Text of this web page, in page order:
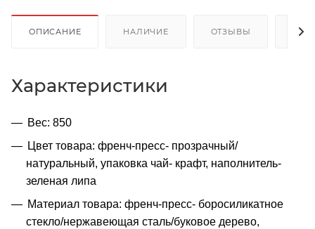
ОПИСАНИЕ НАЛИЧИЕ ОТЗЫВЫ
Характеристики
Вес: 850
Цвет товара: френч-пресс- прозрачный/
натуральный, упаковка чай- крафт, наполнитель-
зеленая липа
Материал товара: френч-пресс- боросиликатное
стекло/нержавеющая сталь/буковое дерево,